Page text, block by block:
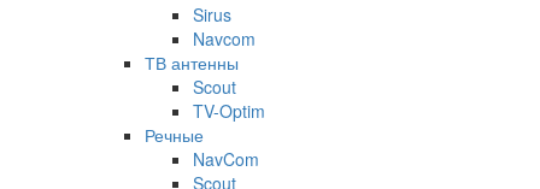
Sirus
Navcom
ТВ антенны
Scout
TV-Optim
Речные
NavCom
Scout